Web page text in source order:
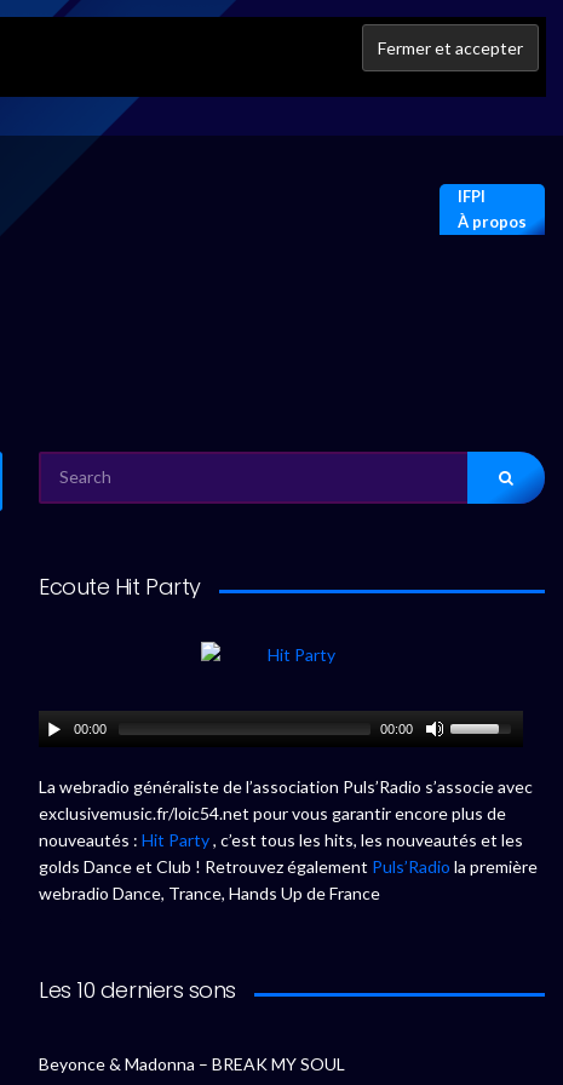
IFPI
À propos
FOR:
Ecoute Hit Party
00:00 00:00
La webradio généraliste de l’association Puls’Radio s’associe avec
exclusivemusic.fr/loic54.net pour vous garantir encore plus de
nouveautés : Hit Party, c’est tous les hits, les nouveautés et les
golds Dance et Club ! Retrouvez également Puls’Radio la première
webradio Dance, Trance, Hands Up de France
Les 10 derniers sons
Beyonce & Madonna – BREAK MY SOUL